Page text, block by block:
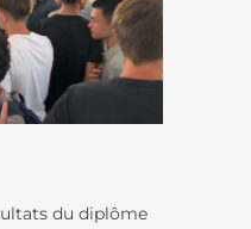
du diplôme